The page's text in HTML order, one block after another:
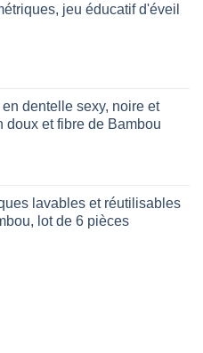
jeu éducatif d'éveil
dentelle sexy, noire et
doux et fibre de Bambou
lavables et réutilisables
lot de 6 pièces